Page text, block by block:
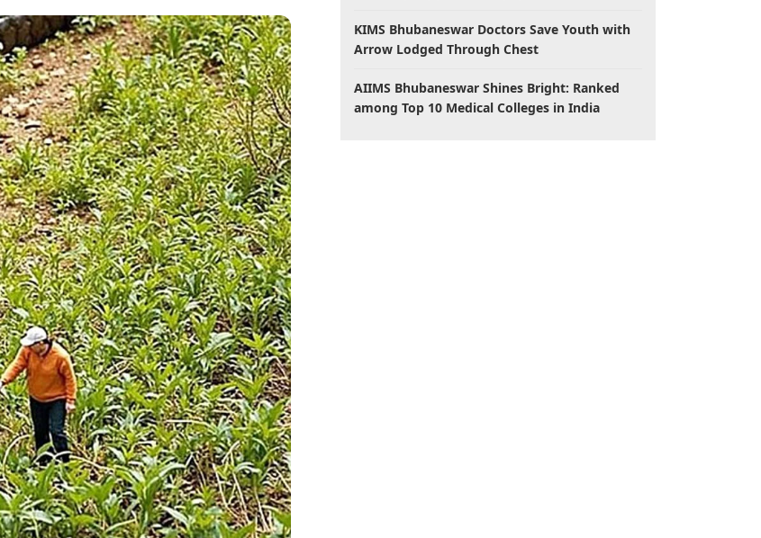
KIMS Bhubaneswar Doctors Save Youth with
Arrow Lodged Through Chest
AIIMS Bhubaneswar Shines Bright: Ranked
among Top 10 Medical Colleges in India